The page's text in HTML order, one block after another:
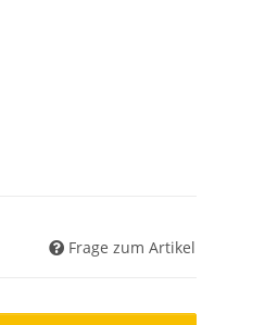
Frage zum Artikel